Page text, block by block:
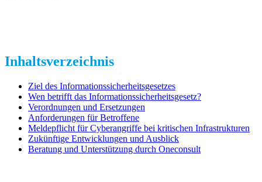
Inhaltsverzeichnis
Ziel des Informationssicherheitsgesetzes
Wen betrifft das Informationssicherheitsgesetz?
Verordnungen und Ersetzungen
Anforderungen für Betroffene
Meldepflicht für Cyberangriffe bei kritischen Infrastrukturen
Zukünftige Entwicklungen und Ausblick
Beratung und Unterstützung durch Oneconsult